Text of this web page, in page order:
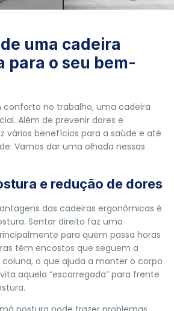
uma cadeira
para o seu bem-
no trabalho, uma cadeira
Além de prevenir dores e
vários benefícios para a saúde e até
Vamos dar uma olhada nessas
e redução de dores
das cadeiras ergonômicas é
Sentar direito faz uma
para quem passa horas
têm encostos que seguem a
o que ajuda a manter o corpo
aquela “escorregada” para frente